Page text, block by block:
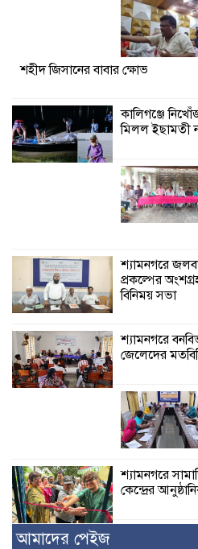
শ্যামনগরে
প্রকল্পের
শ্যামনগরে
শহীদ জিসানের বাবার ক্ষোভ
কালিগঞ্জে
মিলল ইছামতী
শ্যামনগরে
প্রকল্পের
বিনিময় সভা
শ্যামনগরে
জেলেদের
শ্যামনগরে
কেন্দ্রের
আমাদের পেইজ